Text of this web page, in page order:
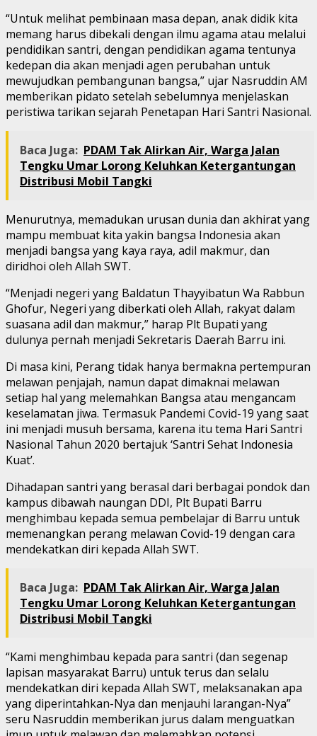
“Untuk melihat pembinaan masa depan, anak didik kita
memang harus dibekali dengan ilmu agama atau melalui
pendidikan santri, dengan pendidikan agama tentunya
kedepan dia akan menjadi agen perubahan untuk
mewujudkan pembangunan bangsa,” ujar Nasruddin AM
memberikan pidato setelah sebelumnya menjelaskan
peristiwa tarikan sejarah Penetapan Hari Santri Nasional.
Baca Juga: PDAM Tak Alirkan Air, Warga Jalan
Tengku Umar Lorong Keluhkan Ketergantungan
Distribusi Mobil Tangki
Menurutnya, memadukan urusan dunia dan akhirat yang
mampu membuat kita yakin bangsa Indonesia akan
menjadi bangsa yang kaya raya, adil makmur, dan
diridhoi oleh Allah SWT.
“Menjadi negeri yang Baldatun Thayyibatun Wa Rabbun
Ghofur, Negeri yang diberkati oleh Allah, rakyat dalam
suasana adil dan makmur,” harap Plt Bupati yang
dulunya pernah menjadi Sekretaris Daerah Barru ini.
Di masa kini, Perang tidak hanya bermakna pertempuran
melawan penjajah, namun dapat dimaknai melawan
setiap hal yang melemahkan Bangsa atau mengancam
keselamatan jiwa. Termasuk Pandemi Covid-19 yang saat
ini menjadi musuh bersama, karena itu tema Hari Santri
Nasional Tahun 2020 bertajuk ‘Santri Sehat Indonesia
Kuat’.
Dihadapan santri yang berasal dari berbagai pondok dan
kampus dibawah naungan DDI, Plt Bupati Barru
menghimbau kepada semua pembelajar di Barru untuk
memenangkan perang melawan Covid-19 dengan cara
mendekatkan diri kepada Allah SWT.
Baca Juga: PDAM Tak Alirkan Air, Warga Jalan
Tengku Umar Lorong Keluhkan Ketergantungan
Distribusi Mobil Tangki
“Kami menghimbau kepada para santri (dan segenap
lapisan masyarakat Barru) untuk terus dan selalu
mendekatkan diri kepada Allah SWT, melaksanakan apa
yang diperintahkan-Nya dan menjauhi larangan-Nya”
seru Nasruddin memberikan jurus dalam menguatkan